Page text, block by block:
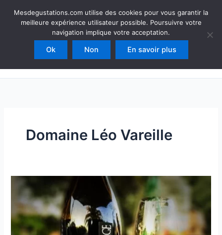
Mesdegustations
Dégustations, accords & autour du vin
Rechercher
Domaine Léo Vareille
Mesdegustations.com utilise des cookies pour vous garantir la
meilleure expérience utilisateur possible. Poursuivre votre
navigation implique votre acceptation.
Ok Non En savoir plus